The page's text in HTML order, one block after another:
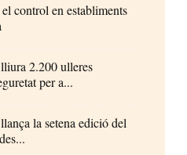
control en establiments
2.200 ulleres
per a...
la setena edició del